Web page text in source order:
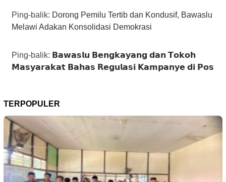
Ping-balik: Dorong Pemilu Tertib dan Kondusif, Bawaslu
Melawi Adakan Konsolidasi Demokrasi
Ping-balik: 𝗕𝗮𝘄𝗮𝘀𝗹𝘂 𝗕𝗲𝗻𝗴𝗸𝗮𝘆𝗮𝗻𝗴 𝗱𝗮𝗻 𝗧𝗼𝗸𝗼𝗵
𝗠𝗮𝘀𝘆𝗮𝗿𝗮𝗸𝗮𝘁 𝗕𝗮𝗵𝗮𝘀 𝗥𝗲𝗴𝘂𝗹𝗮𝘀𝗶 𝗞𝗮𝗺𝗽𝗮𝗻𝘆𝗲 𝗱𝗶 𝗣𝗼𝘀
TERPOPULER